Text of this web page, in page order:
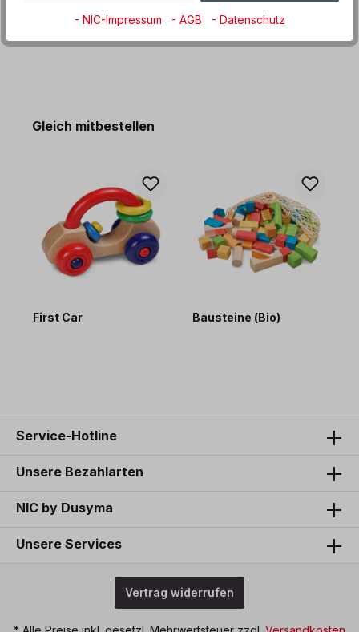
Produktgalerie überspringen
Gleich mitbestellen
First Car Bausteine (Bio)
Service-Hotline
Unsere Bezahlarten
NIC by Dusyma
Unsere Services
Vertrag widerrufen
- NIC-Impressum - AGB - Datenschutz